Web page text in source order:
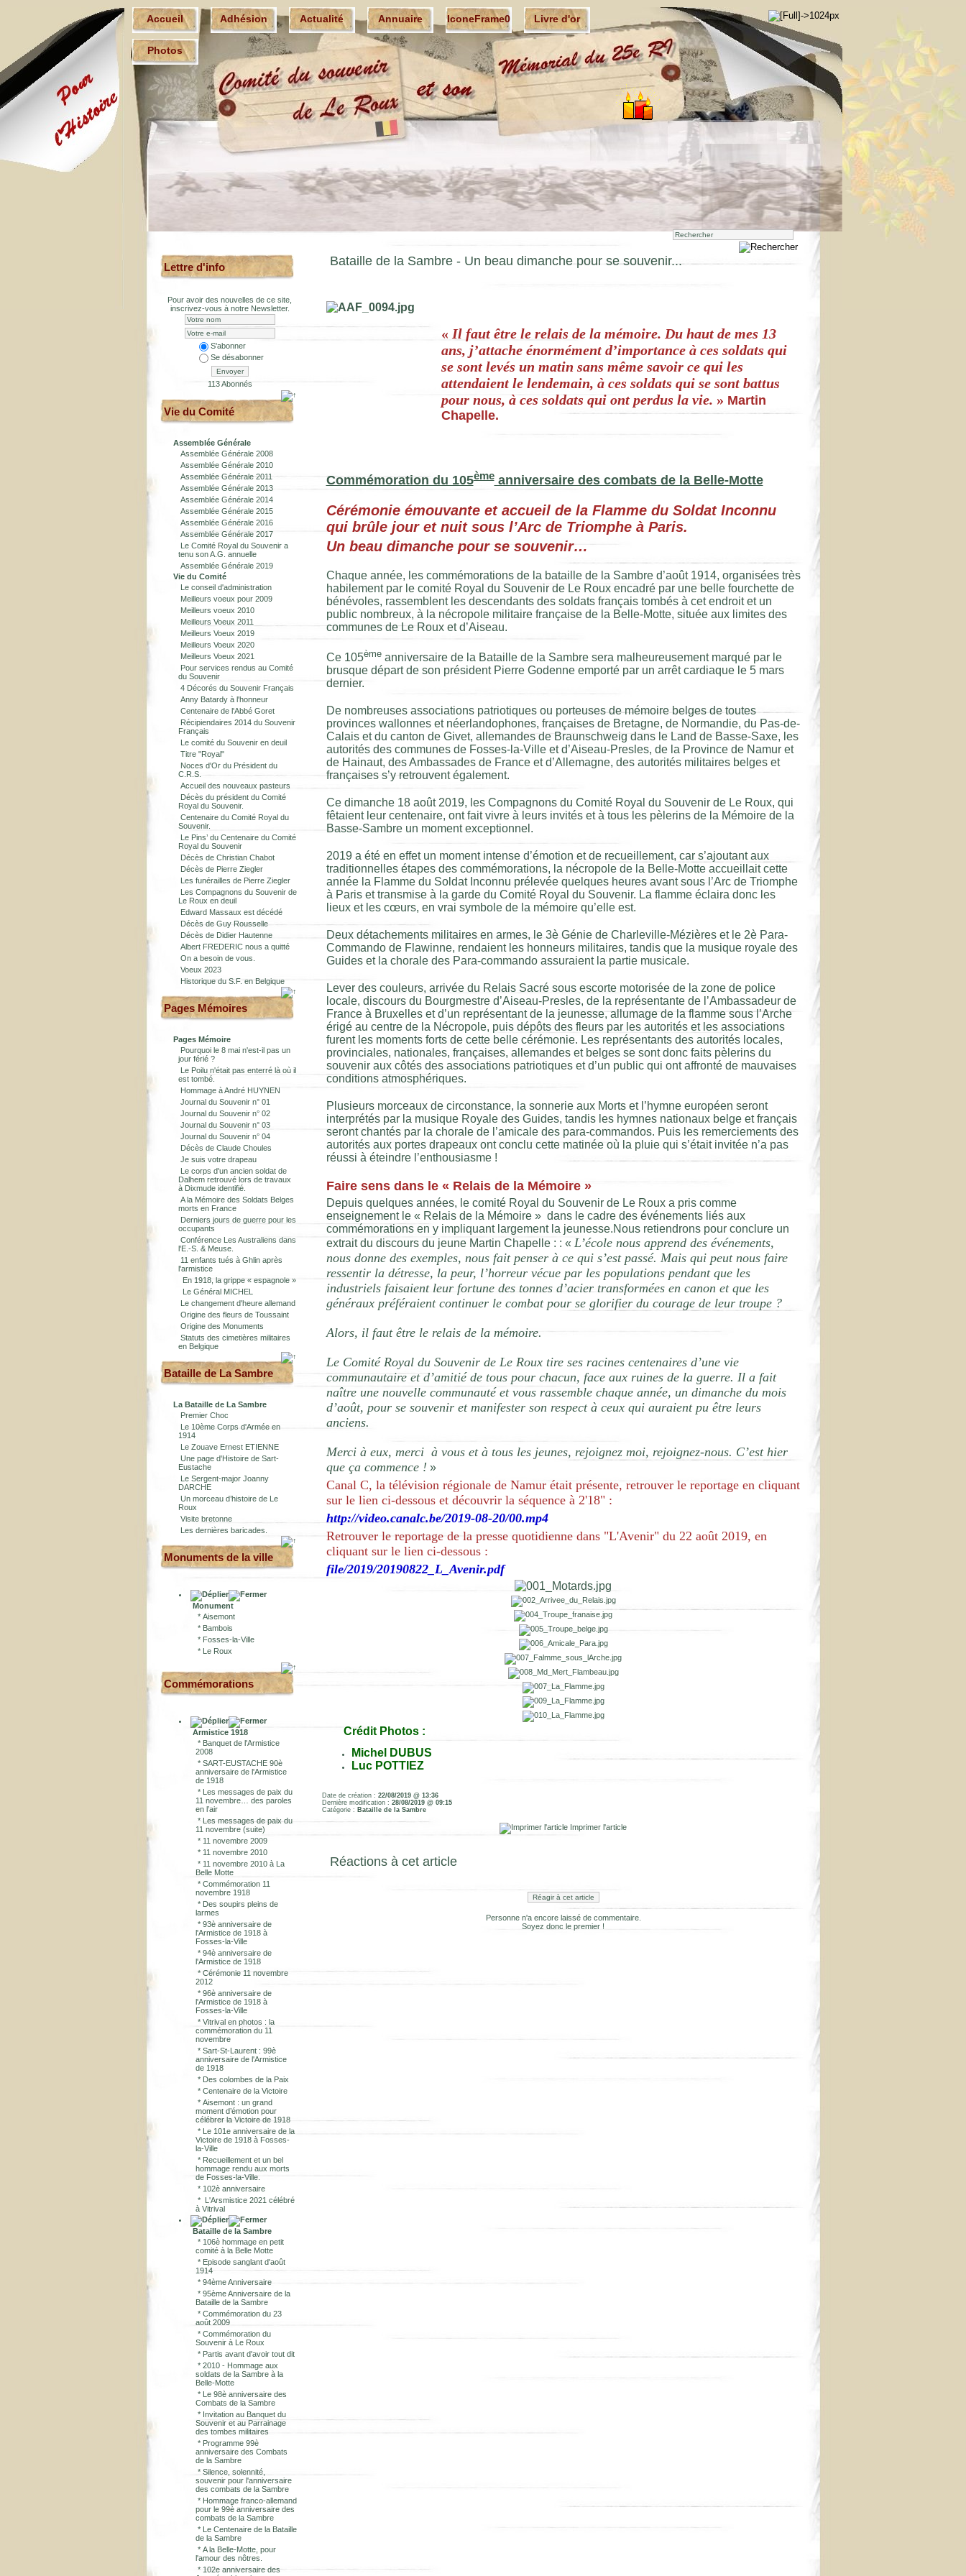
Accueil Adhésion Actualité Annuaire IconeFrame0 Livre d'or
Photos
Lettre d'info
Pour avoir des nouvelles de ce site,
inscrivez-vous à notre Newsletter.
S'abonner
Se désabonner
Envoyer
113 Abonnés
Vie du Comité
Assemblée Générale
Assemblée Générale 2008
Assemblée Générale 2010
Assemblée Générale 2011
Assemblée Générale 2013
Assemblée Générale 2014
Assemblée Générale 2015
Assemblée Générale 2016
Assemblée Générale 2017
Le Comité Royal du Souvenir a
tenu son A.G. annuelle
Assemblée Générale 2019
Vie du Comité
Le conseil d'administration
Meilleurs voeux pour 2009
Meilleurs voeux 2010
Meilleurs Voeux 2011
Meilleurs Voeux 2019
Meilleurs Voeux 2020
Meilleurs Voeux 2021
Pour services rendus au Comité
du Souvenir
4 Décorés du Souvenir Français
Anny Batardy à l'honneur
Centenaire de l'Abbé Goret
Récipiendaires 2014 du Souvenir
Français
Le comité du Souvenir en deuil
Titre "Royal"
Noces d'Or du Président du
C.R.S.
Accueil des nouveaux pasteurs
Décès du président du Comité
Royal du Souvenir.
Centenaire du Comité Royal du
Souvenir.
Le Pins’ du Centenaire du Comité
Royal du Souvenir
Décès de Christian Chabot
Décès de Pierre Ziegler
Les funérailles de Pierre Ziegler
Les Compagnons du Souvenir de
Le Roux en deuil
Edward Massaux est décédé
Décès de Guy Rousselle
Décès de Didier Hautenne
Albert FREDERIC nous a quitté
On a besoin de vous.
Voeux 2023
Historique du S.F. en Belgique
Pages Mémoires
Pages Mémoire
Pourquoi le 8 mai n'est-il pas un
jour férié ?
Le Poilu n'était pas enterré là où il
est tombé.
Hommage à André HUYNEN
Journal du Souvenir n° 01
Journal du Souvenir n° 02
Journal du Souvenir n° 03
Journal du Souvenir n° 04
Décès de Claude Choules
Je suis votre drapeau
Le corps d'un ancien soldat de
Dalhem retrouvé lors de travaux
à Dixmude identifié.
A la Mémoire des Soldats Belges
morts en France
Derniers jours de guerre pour les
occupants
Conférence Les Australiens dans
l'E.-S. & Meuse.
11 enfants tués à Ghlin après
l'armistice
En 1918, la grippe « espagnole »
Le Général MICHEL
Le changement d'heure allemand
Origine des fleurs de Toussaint
Origine des Monuments
Statuts des cimetières militaires
en Belgique
Bataille de La Sambre
La Bataille de La Sambre
Premier Choc
Le 10ème Corps d'Armée en
1914
Le Zouave Ernest ETIENNE
Une page d'Histoire de Sart-
Eustache
Le Sergent-major Joanny
DARCHE
Un morceau d’histoire de Le
Roux
Visite bretonne
Les dernières baricades.
Monuments de la ville
Monument
* Aisemont
* Bambois
* Fosses-la-Ville
* Le Roux
Commémorations
Armistice 1918
* Banquet de l'Armistice
2008
* SART-EUSTACHE 90è
anniversaire de l'Armistice
de 1918
* Les messages de paix du
11 novembre… des paroles
en l’air
* Les messages de paix du
11 novembre (suite)
* 11 novembre 2009
* 11 novembre 2010
* 11 novembre 2010 à La
Belle Motte
* Commémoration 11
novembre 1918
* Des soupirs pleins de
larmes
* 93è anniversaire de
l'Armistice de 1918 à
Fosses-la-Ville
* 94è anniversaire de
l'Armistice de 1918
* Cérémonie 11 novembre
2012
* 96è anniversaire de
l'Armistice de 1918 à
Fosses-la-Ville
* Vitrival en photos : la
commémoration du 11
novembre
* Sart-St-Laurent : 99è
anniversaire de l'Armistice
de 1918
* Des colombes de la Paix
* Centenaire de la Victoire
* Aisemont : un grand
moment d’émotion pour
célébrer la Victoire de 1918
* Le 101e anniversaire de la
Victoire de 1918 à Fosses-
la-Ville
* Recueillement et un bel
hommage rendu aux morts
de Fosses-la-Ville.
* 102è anniversaire
* L'Arsmistice 2021 célébré
à Vitrival
Bataille de la Sambre
* 106è hommage en petit
comité à la Belle Motte
* Episode sanglant d'août
1914
* 94ème Anniversaire
* 95ème Anniversaire de la
Bataille de la Sambre
* Commémoration du 23
août 2009
* Commémoration du
Souvenir à Le Roux
* Partis avant d'avoir tout dit
* 2010 - Hommage aux
soldats de la Sambre à la
Belle-Motte
* Le 98è anniversaire des
Combats de la Sambre
* Invitation au Banquet du
Souvenir et au Parrainage
des tombes militaires
* Programme 99è
anniversaire des Combats
de la Sambre
* Silence, solennité,
souvenir pour l'anniversaire
des combats de la Sambre
* Hommage franco-allemand
pour le 99è anniversaire des
combats de la Sambre
* Le Centenaire de la Bataille
de la Sambre
* A la Belle-Motte, pour
l'amour des nôtres.
* 102e anniversaire des
Bataille de la Sambre - Un beau dimanche pour se souvenir...
« Il faut être le relais de la mémoire. Du haut de mes 13
ans, j’attache énormément d’importance à ces soldats qui
se sont levés un matin sans même savoir ce qui les
attendaient le lendemain, à ces soldats qui se sont battus
pour nous, à ces soldats qui ont perdus la vie. » Martin
Chapelle.
Commémoration du 105èmeanniversaire des combats de la Belle-Motte
Cérémonie émouvante et accueil de la Flamme du Soldat Inconnu
qui brûle jour et nuit sous l’Arc de Triomphe à Paris.
Un beau dimanche pour se souvenir…
Chaque année, les commémorations de la bataille de la Sambre d’août 1914, organisées très
habilement par le comité Royal du Souvenir de Le Roux encadré par une belle fourchette de
bénévoles, rassemblent les descendants des soldats français tombés à cet endroit et un
public nombreux, à la nécropole militaire française de la Belle-Motte, située aux limites des
communes de Le Roux et d’Aiseau.
Ce 105èmeanniversaire de la Bataille de la Sambre sera malheureusement marqué par le
brusque départ de son président Pierre Godenne emporté par un arrêt cardiaque le 5 mars
dernier.
De nombreuses associations patriotiques ou porteuses de mémoire belges de toutes
provinces wallonnes et néerlandophones, françaises de Bretagne, de Normandie, du Pas-de-
Calais et du canton de Givet, allemandes de Braunschweig dans le Land de Basse-Saxe, les
autorités des communes de Fosses-la-Ville et d’Aiseau-Presles, de la Province de Namur et
de Hainaut, des Ambassades de France et d’Allemagne, des autorités militaires belges et
françaises s’y retrouvent également.
Ce dimanche 18 août 2019, les Compagnons du Comité Royal du Souvenir de Le Roux, qui
fêtaient leur centenaire, ont fait vivre à leurs invités et à tous les pèlerins de la Mémoire de la
Basse-Sambre un moment exceptionnel.
2019 a été en effet un moment intense d’émotion et de recueillement, car s’ajoutant aux
traditionnelles étapes des commémorations, la nécropole de la Belle-Motte accueillait cette
année la Flamme du Soldat Inconnu prélevée quelques heures avant sous l’Arc de Triomphe
à Paris et transmise à la garde du Comité Royal du Souvenir. La flamme éclaira donc les
lieux et les cœurs, en vrai symbole de la mémoire qu’elle est.
Deux détachements militaires en armes, le 3è Génie de Charleville-Mézières et le 2è Para-
Commando de Flawinne, rendaient les honneurs militaires, tandis que la musique royale des
Guides et la chorale des Para-commando assuraient la partie musicale.
Lever des couleurs, arrivée du Relais Sacré sous escorte motorisée de la zone de police
locale, discours du Bourgmestre d’Aiseau-Presles, de la représentante de l’Ambassadeur de
France à Bruxelles et d’un représentant de la jeunesse, allumage de la flamme sous l’Arche
érigé au centre de la Nécropole, puis dépôts des fleurs par les autorités et les associations
furent les moments forts de cette belle cérémonie. Les représentants des autorités locales,
provinciales, nationales, françaises, allemandes et belges se sont donc faits pèlerins du
souvenir aux côtés des associations patriotiques et d’un public qui ont affronté de mauvaises
conditions atmosphériques.
Plusieurs morceaux de circonstance, la sonnerie aux Morts et l’hymne européen seront
interprétés par la musique Royale des Guides, tandis les hymnes nationaux belge et français
seront chantés par la chorale de l’amicale des para-commandos. Puis les remerciements des
autorités aux portes drapeaux ont conclu cette matinée où la pluie qui s’était invitée n’a pas
réussi à éteindre l’enthousiasme !
Faire sens dans le « Relais de la Mémoire »
Depuis quelques années, le comité Royal du Souvenir de Le Roux a pris comme
enseignement le « Relais de la Mémoire » dans le cadre des événements liés aux
commémorations en y impliquant largement la jeunesse.Nous retiendrons pour conclure un
extrait du discours du jeune Martin Chapelle : : « L’école nous apprend des événements,
nous donne des exemples, nous fait penser à ce qui s’est passé. Mais qui peut nous faire
ressentir la détresse, la peur, l’horreur vécue par les populations pendant que les
industriels faisaient leur fortune des tonnes d’acier transformées en canon et que les
généraux préféraient continuer le combat pour se glorifier du courage de leur troupe ?
Alors, il faut être le relais de la mémoire.
Le Comité Royal du Souvenir de Le Roux tire ses racines centenaires d’une vie
communautaire et d’amitié de tous pour chacun, face aux ruines de la guerre. Il a fait
naître une nouvelle communauté et vous rassemble chaque année, un dimanche du mois
d’août, pour se souvenir et manifester son respect à ceux qui auraient pu être leurs
anciens.
Merci à eux, merci à vous et à tous les jeunes, rejoignez moi, rejoignez-nous. C’est hier
que ça commence ! »
Canal C, la télévision régionale de Namur était présente, retrouver le reportage en cliquant
sur le lien ci-dessous et découvrir la séquence à 2'18" :
http://video.canalc.be/2019-08-20/00.mp4
Retrouver le reportage de la presse quotidienne dans "L'Avenir" du 22 août 2019, en
cliquant sur le lien ci-dessous :
file/2019/20190822_L_Avenir.pdf
Crédit Photos :
Michel DUBUS
Luc POTTIEZ
Date de création : 22/08/2019 @ 13:36
Dernière modification : 28/08/2019 @ 09:15
Catégorie : Bataille de la Sambre
Imprimer l'article
Réactions à cet article
Réagir à cet article
Personne n'a encore laissé de commentaire.
Soyez donc le premier !